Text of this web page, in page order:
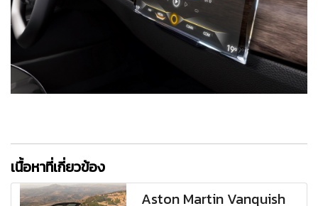
เนื้อหาที่เกี่ยวข้อง
Aston Martin Vanquish